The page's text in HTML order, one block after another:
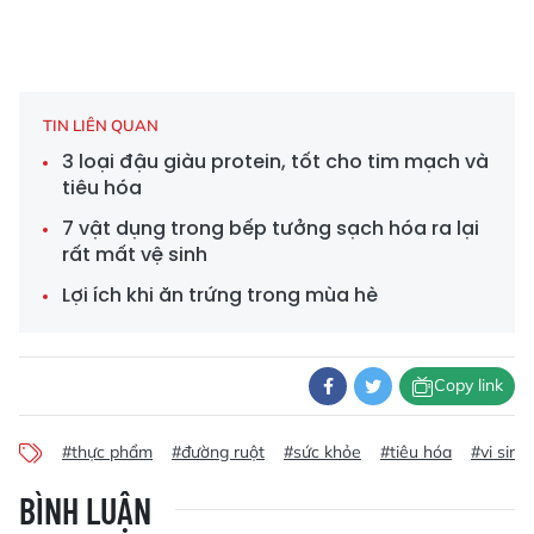
TIN LIÊN QUAN
3 loại đậu giàu protein, tốt cho tim mạch và
tiêu hóa
7 vật dụng trong bếp tưởng sạch hóa ra lại
rất mất vệ sinh
Lợi ích khi ăn trứng trong mùa hè
Copy link
#thực phẩm #đường ruột #sức khỏe #tiêu hóa #vi sinh
BÌNH LUẬN